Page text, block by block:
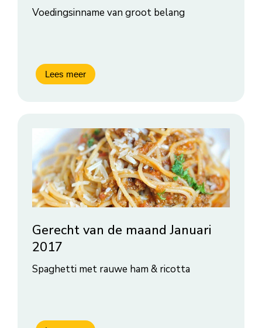
Voedingsinname van groot belang
Gerecht van de maand Januari
2017
Spaghetti met rauwe ham & ricotta